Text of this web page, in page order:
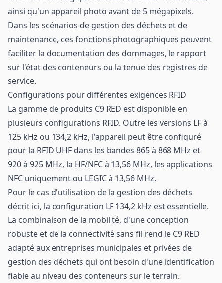
ainsi qu'un appareil photo avant de 5 mégapixels.
Dans les scénarios de gestion des déchets et de
maintenance, ces fonctions photographiques peuvent
faciliter la documentation des dommages, le rapport
sur l'état des conteneurs ou la tenue des registres de
service.
Configurations pour différentes exigences RFID
La gamme de produits C9 RED est disponible en
plusieurs configurations RFID. Outre les versions LF à
125 kHz ou 134,2 kHz, l'appareil peut être configuré
pour la RFID UHF dans les bandes 865 à 868 MHz et
920 à 925 MHz, la HF/NFC à 13,56 MHz, les applications
NFC uniquement ou LEGIC à 13,56 MHz.
Pour le cas d'utilisation de la gestion des déchets
décrit ici, la configuration LF 134,2 kHz est essentielle.
La combinaison de la mobilité, d'une conception
robuste et de la connectivité sans fil rend le C9 RED
adapté aux entreprises municipales et privées de
gestion des déchets qui ont besoin d'une identification
fiable au niveau des conteneurs sur le terrain.